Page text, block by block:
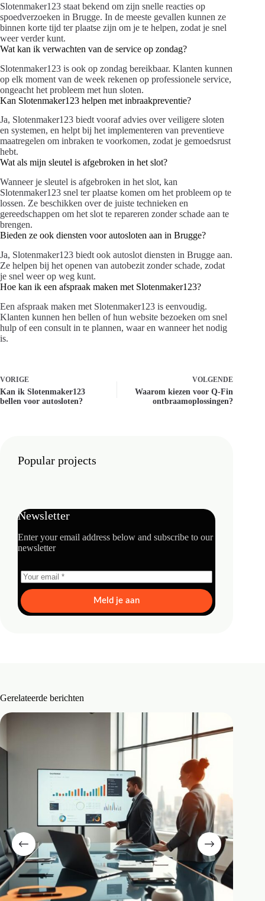
Slotenmaker123 staat bekend om zijn snelle reacties op
spoedverzoeken in Brugge. In de meeste gevallen kunnen ze
binnen korte tijd ter plaatse zijn om je te helpen, zodat je snel
weer verder kunt.
Wat kan ik verwachten van de service op zondag?
Slotenmaker123 is ook op zondag bereikbaar. Klanten kunnen
op elk moment van de week rekenen op professionele service,
ongeacht het probleem met hun sloten.
Kan Slotenmaker123 helpen met inbraakpreventie?
Ja, Slotenmaker123 biedt vooraf advies over veiligere sloten
en systemen, en helpt bij het implementeren van preventieve
maatregelen om inbraken te voorkomen, zodat je gemoedsrust
hebt.
Wat als mijn sleutel is afgebroken in het slot?
Wanneer je sleutel is afgebroken in het slot, kan
Slotenmaker123 snel ter plaatse komen om het probleem op te
lossen. Ze beschikken over de juiste technieken en
gereedschappen om het slot te repareren zonder schade aan te
brengen.
Bieden ze ook diensten voor autosloten aan in Brugge?
Ja, Slotenmaker123 biedt ook autoslot diensten in Brugge aan.
Ze helpen bij het openen van autobezit zonder schade, zodat
je snel weer op weg kunt.
Hoe kan ik een afspraak maken met Slotenmaker123?
Een afspraak maken met Slotenmaker123 is eenvoudig.
Klanten kunnen hen bellen of hun website bezoeken om snel
hulp of een consult in te plannen, waar en wanneer het nodig
is.
VORIGE
Kan ik Slotenmaker123
bellen voor autosloten?
VOLGENDE
Waarom kiezen voor Q-Fin
ontbraamoplossingen?
Popular projects
Newsletter
Enter your email address below and subscribe to our
newsletter
Meld je aan
Gerelateerde berichten